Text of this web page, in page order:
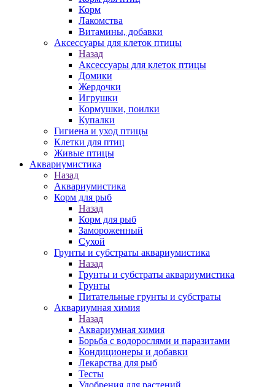
Корм
Лакомства
Витамины, добавки
Аксессуары для клеток птицы
Назад
Аксессуары для клеток птицы
Домики
Жердочки
Игрушки
Кормушки, поилки
Купалки
Гигиена и уход птицы
Клетки для птиц
Живые птицы
Аквариумистика
Назад
Аквариумистика
Корм для рыб
Назад
Корм для рыб
Замороженный
Сухой
Грунты и субстраты аквариумистика
Назад
Грунты и субстраты аквариумистика
Грунты
Питательные грунты и субстраты
Аквариумная химия
Назад
Аквариумная химия
Борьба с водорослями и паразитами
Кондиционеры и добавки
Лекарства для рыб
Тесты
Удобрения для растений